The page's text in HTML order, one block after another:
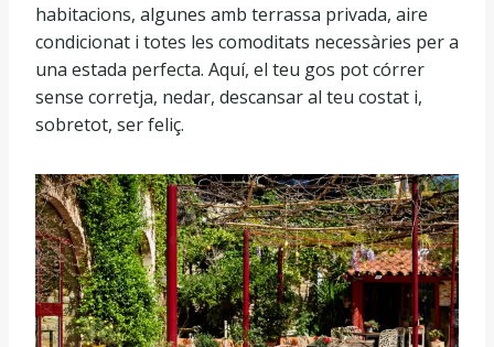
habitacions, algunes amb terrassa privada, aire
condicionat i totes les comoditats necessàries per a
una estada perfecta. Aquí, el teu gos pot córrer
sense corretja, nedar, descansar al teu costat i,
sobretot, ser feliç.